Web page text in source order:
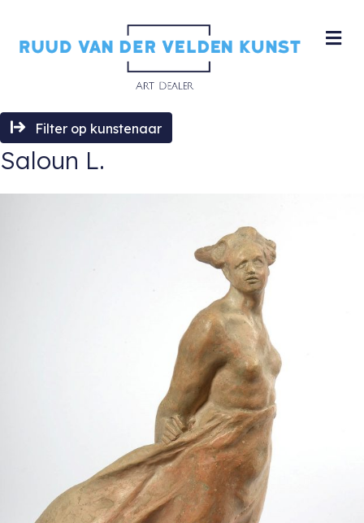
Filter op kunstenaar
Saloun L.